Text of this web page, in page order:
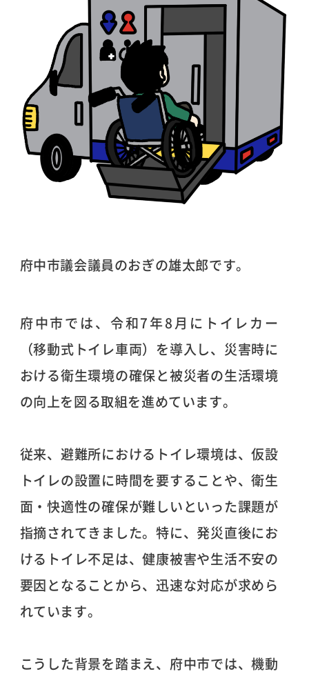
府中市議会議員のおぎの雄太郎です。
府中市では、令和7年8月にトイレカー
（移動式トイレ車両）を導入し、災害時に
おける衛生環境の確保と被災者の生活環境
の向上を図る取組を進めています。
従来、避難所におけるトイレ環境は、仮設
トイレの設置に時間を要することや、衛生
面・快適性の確保が難しいといった課題が
指摘されてきました。特に、発災直後にお
けるトイレ不足は、健康被害や生活不安の
要因となることから、迅速な対応が求めら
れています。
こうした背景を踏まえ、府中市では、機動